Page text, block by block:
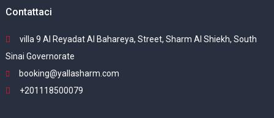
Contattaci
villa 9 Al Reyadat Al Bahareya, Street, Sharm Al Shiekh, South
Sinai Governorate
booking@yallasharm.com
+201118500079